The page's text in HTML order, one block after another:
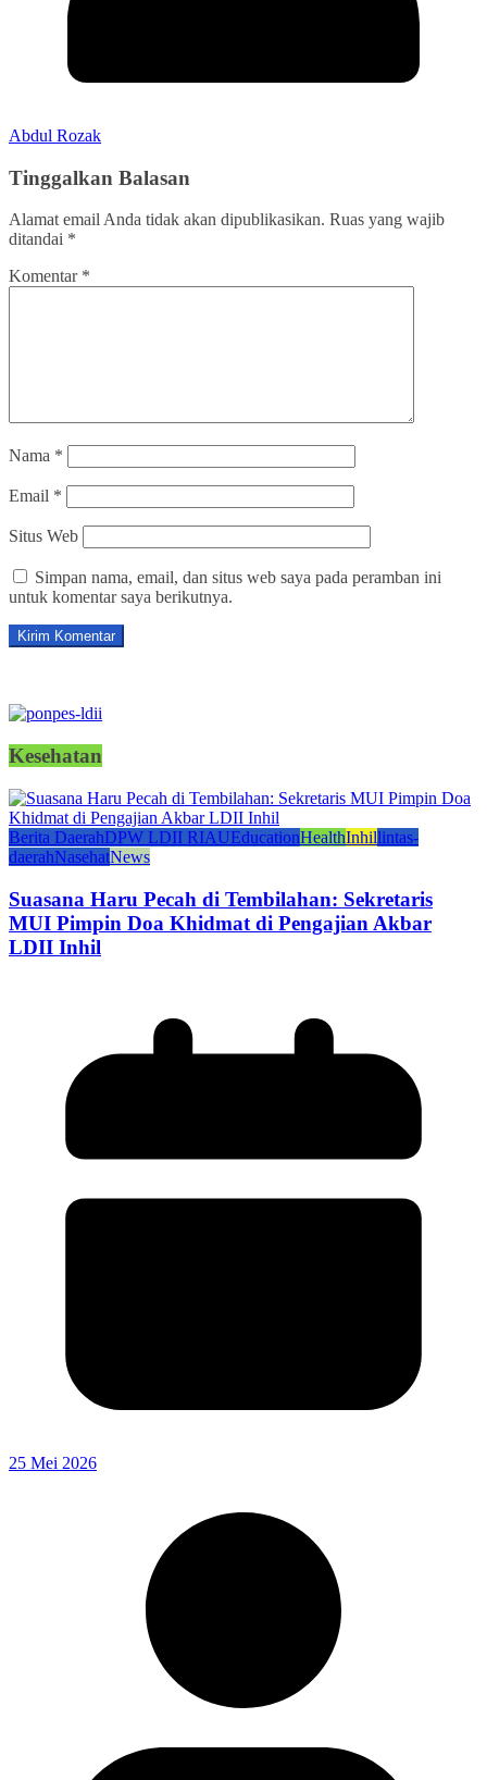
Abdul Rozak
Tinggalkan Balasan
Alamat email Anda tidak akan dipublikasikan. Ruas yang wajib
ditandai *
Komentar *
Nama *
Email *
Situs Web
Simpan nama, email, dan situs web saya pada peramban ini
untuk komentar saya berikutnya.
Kesehatan
Berita DaerahDPW LDII RIAUEducationHealthInhillintas-
daerahNasehatNews
Suasana Haru Pecah di Tembilahan: Sekretaris
MUI Pimpin Doa Khidmat di Pengajian Akbar
LDII Inhil
25 Mei 2026